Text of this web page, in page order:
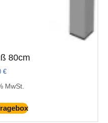
80cm
€
MwSt.